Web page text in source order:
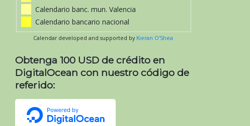
Calendario banc. mun. Valencia
Calendario bancario nacional
Calendar developed and supported by Kieran O'Shea
Obtenga 100 USD de crédito en
DigitalOcean con nuestro código de
referido: